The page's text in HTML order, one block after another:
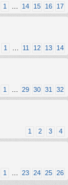
1 14 15 16 17
1 11 12 13 14
1 29 30 31 32
1 2 3 4
1 23 24 25 26